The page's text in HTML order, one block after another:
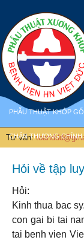
PHẪU THUẬT KHỚP
CHẤN THƯƠNG CHỈNH
Tư vấn:
Hỏi về tập
Hỏi:
Kinh thua bac
con gai bi tai
tai benh vien